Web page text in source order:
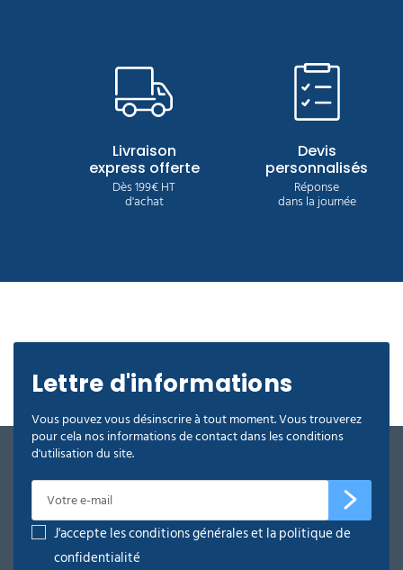
Livraison
express offerte
Dès 199€ HT
d'achat
Devis
personnalisés
Réponse
dans la journée
Lettre d'informations
Vous pouvez vous désinscrire à tout moment. Vous trouverez
pour cela nos informations de contact dans les conditions
d'utilisation du site.
J'accepte les conditions générales et la politique de
confidentialité